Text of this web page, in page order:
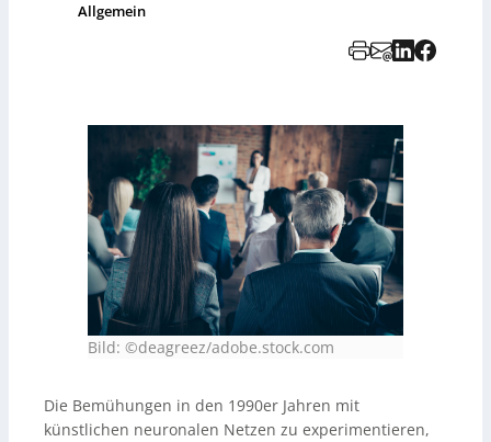
Allgemein
Bild: ©deagreez/adobe.stock.com
Die Bemühungen in den 1990er Jahren mit
künstlichen neuronalen Netzen zu experimentieren,